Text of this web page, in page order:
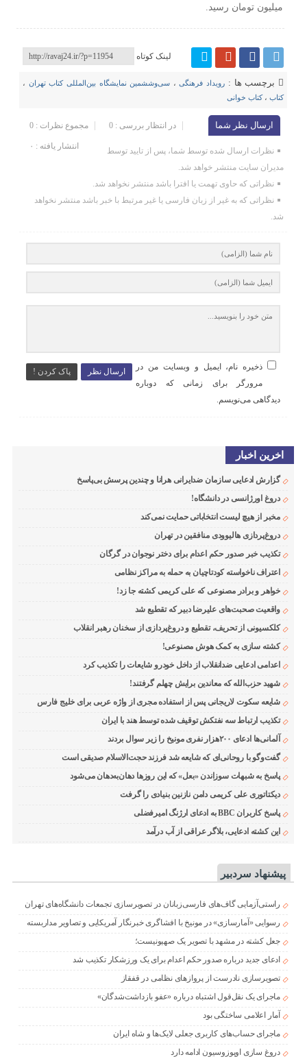
میلیون تومان رسید.
لینک کوتاه
برچسب ها : رویداد فرهنگی، سی‌وششمین نمایشگاه بین‌المللی کتاب تهران ،
کتاب ،کتاب خوانی
ارسال نظر شما مجموع نظرات : 0 در انتظار بررسی : 0
انتشار یافته : ۰
نظرات ارسال شده توسط شما، پس از تایید توسط
مدیران سایت منتشر خواهد شد.
نظراتی که حاوی تهمت یا افترا باشد منتشر نخواهد شد.
نظراتی که به غیر از زبان فارسی یا غیر مرتبط با خبر باشد منتشر نخواهد
شد.
ارسال نظر پاک کردن !
ذخیره نام، ایمیل و وبسایت من در
مرورگر برای زمانی که دوباره
دیدگاهی می‌نویسم.
اخرین اخبار
گزارش ادعایی سازمان ضدایرانی هرانا و چندین پرسش بی‌پاسخ
دروغ اورژانسی در دانشگاه!
مخبر از هیچ لیست انتخاباتی حمایت نمی‌کند
دروغ‌پردازی هالیوودی منافقین در تهران
تکذیب خبر صدور حکم اعدام برای دختر نوجوان در گرگان
اعتراف ناخواسته کودتاچیان به حمله به مراکز نظامی
خواهر و برادر مصنوعی که علی کریمی کشته جا زد!
واقعیت صحبت‌های علیرضا دبیر که تقطیع شد
کلکسیونی از تحریف، تقطیع و دروغ‌پردازی از سخنان رهبر انقلاب
کشته سازی به کمک هوش مصنوعی!
اعدامی ادعایی ضدانقلاب از داخل خودرو شایعات را تکذیب کرد
شهید حزب‌الله که معاندین برایش چهلم گرفتند!
شایعه سکوت لاریجانی پس از استفاده مجری از واژه عربی برای خلیج فارس
تکذیب ارتباط سه نفتکش توقیف شده توسط هند با ایران
آلمانی‌ها ادعای ۲۰۰هزار نفری مونیخ را زیر سوال بردند
گفت‌وگو با روحانی‌ای که شایعه شد فرزند حجت‌الاسلام صدیقی است
پاسخ به شبهات سوزاندن «بعل» که این روزها دهان‌به‌دهان می‌شود
دیکتاتوری علی کریمی دامن نازنین بنیادی را گرفت
پاسخ کاربران BBC به ادعای ارژنگ امیرفضلی
این کشته ادعایی، بلاگر عراقی از آب درآمد
پیشنهاد سردبیر
راستی‌آزمایی گاف‌های فارسی‌زبانان در تصویرسازی تجمعات دانشگاه‌های تهران
رسوایی «آمارسازی» در مونیخ با افشاگری خبرنگار آمریکایی و تصاویر مداربسته
جعل کشته در مشهد با تصویر یک صهیونیست؛
ادعای جدید درباره صدور حکم اعدام برای یک ورزشکار تکذیب شد
تصویرسازی نادرست از پروازهای نظامی در قفقاز
ماجرای یک نقل‌قول اشتباه درباره «عفو بازداشت‌شدگان»
آمار اعلامی ساختگی بود
ماجرای حساب‌های کاربری جعلی لایک‌ها و شاه ایران
دروغ سازی اوپوزوسیون ادامه دارد